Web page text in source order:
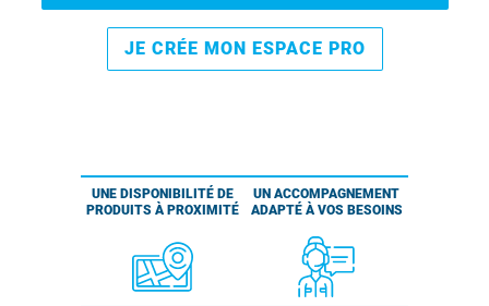
JE CRÉE MON ESPACE PRO
UNE DISPONIBILITÉ DE
PRODUITS À PROXIMITÉ
UN ACCOMPAGNEMENT
ADAPTÉ À VOS BESOINS